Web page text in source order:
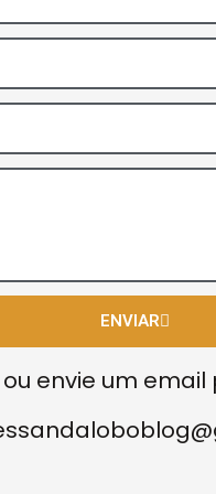
ENVIAR
ou envie um email